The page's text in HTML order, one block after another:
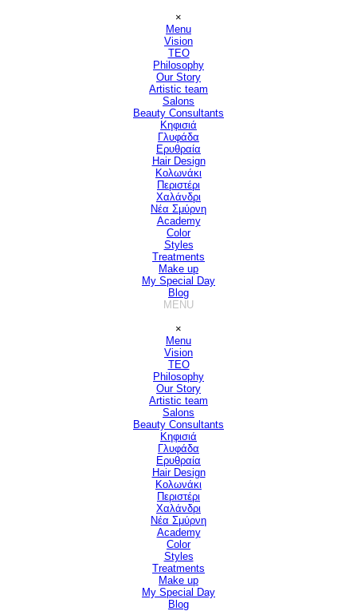
×
Menu
Vision
TEO
Philosophy
Our Story
Artistic team
Salons
Beauty Consultants
Κηφισιά
Γλυφάδα
Ερυθραία
Hair Design▼
Κολωνάκι
Περιστέρι
Χαλάνδρι
Νέα Σμύρνη
Academy
Color
Styles
Treatments
Make up
My Special Day
Blog
MENU
×
Menu
Vision
TEO
Philosophy
Our Story
Artistic team
Salons
Beauty Consultants
Κηφισιά
Γλυφάδα
Ερυθραία
Hair Design▼
Κολωνάκι
Περιστέρι
Χαλάνδρι
Νέα Σμύρνη
Academy
Color
Styles
Treatments
Make up
My Special Day
Blog